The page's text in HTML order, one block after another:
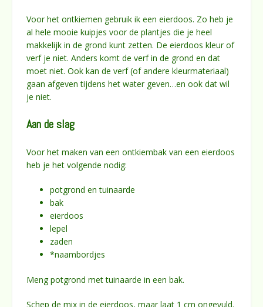
Voor het ontkiemen gebruik ik een eierdoos. Zo heb je
al hele mooie kuipjes voor de plantjes die je heel
makkelijk in de grond kunt zetten. De eierdoos kleur of
verf je niet. Anders komt de verf in de grond en dat
moet niet. Ook kan de verf (of andere kleurmateriaal)
gaan afgeven tijdens het water geven…en ook dat wil
je niet.
Aan de slag
Voor het maken van een ontkiembak van een eierdoos
heb je het volgende nodig:
potgrond en tuinaarde
bak
eierdoos
lepel
zaden
*naambordjes
Meng potgrond met tuinaarde in een bak.
Schep de mix in de eierdoos, maar laat 1 cm ongevuld.